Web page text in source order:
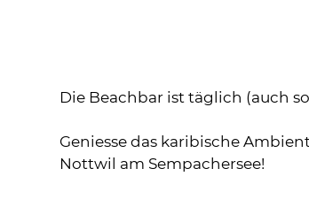
Die Beachbar ist täglich (auch
Geniesse das karibische
Nottwil am Sempachersee!